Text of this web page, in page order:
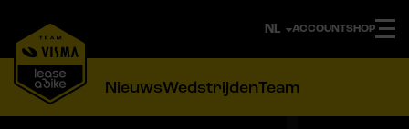
ACCOUNTSHOP
NieuwsWedstrijdenTeam